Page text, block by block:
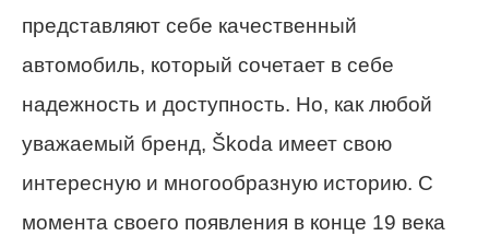
представляют себе качественный
автомобиль, который сочетает в себе
надежность и доступность. Но, как любой
уважаемый бренд, Škoda имеет свою
интересную и многообразную историю. С
момента своего появления в конце 19 века